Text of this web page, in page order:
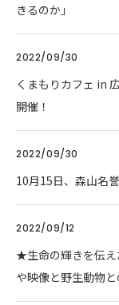
きるのか」
2022/09/30
くまもりカフェ in
開催！
2022/09/30
10月15日、森山名
2022/09/12
★生命の輝きを伝
や映像と野生動物と